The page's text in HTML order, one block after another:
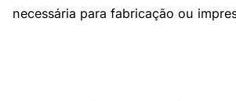
necessária para fabricação ou